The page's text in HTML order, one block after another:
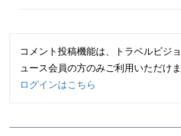
コメント投稿機能は、トラベルビジ
ュース会員の方のみご利用いただけま
ログインはこちら